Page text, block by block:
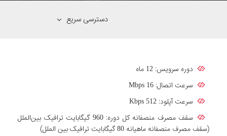
دسترسی سریع
دوره سرویس: 12 ماه
سرعت اتصال: Mbps 16
سرعت آپلود: Kbps 512
سقف مصرف منصفانه کل دوره: 960 گیگابایت ترافیک بین‌الملل
(سقف مصرف منصفانه ماهیانه 80 گیگابایت ترافیک بین الملل)